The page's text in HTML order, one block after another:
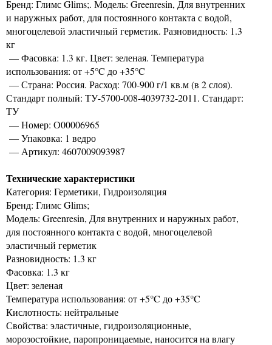
Бренд: Глимс Glims;. Модель: Greenresin, Для внутренних
и наружных работ, для постоянного контакта с водой,
многоцелевой эластичный герметик. Разновидность: 1.3
кг
— Фасовка: 1.3 кг. Цвет: зеленая. Температура
использования: от +5°C до +35°C
— Страна: Россия. Расход: 700-900 г/1 кв.м (в 2 слоя).
Стандарт полный: ТУ-5700-008-4039732-2011. Стандарт:
ТУ
— Номер: О00006965
— Упаковка: 1 ведро
— Артикул: 4607009093987
Технические характеристики
Категория: Герметики, Гидроизоляция
Бренд: Глимс Glims;
Модель: Greenresin, Для внутренних и наружных работ,
для постоянного контакта с водой, многоцелевой
эластичный герметик
Разновидность: 1.3 кг
Фасовка: 1.3 кг
Цвет: зеленая
Температура использования: от +5°C до +35°C
Кислотность: нейтральные
Свойства: эластичные, гидроизоляционные,
морозостойкие, паропроницаемые, наносится на влагу